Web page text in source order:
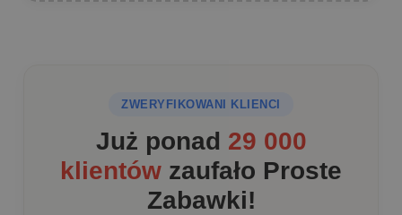
ZWERYFIKOWANI KLIENCI
Już ponad 29 000
klientów zaufało Proste
Zabawki!